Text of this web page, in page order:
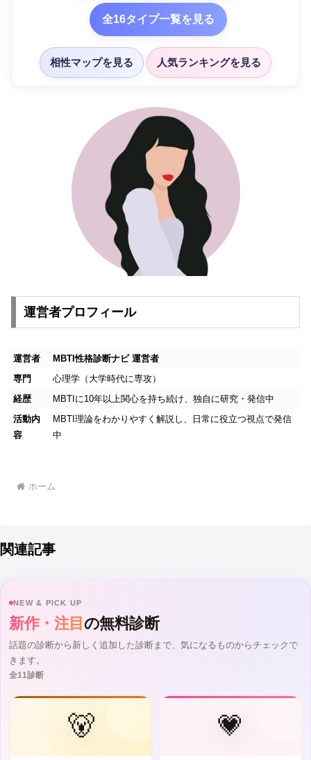
全16タイプ一覧を見る
相性マップを見る 人気ランキングを見る
運営者プロフィール
運営者
MBTI性格診断ナビ 運営者
専門
心理学（大学時代に専攻）
経歴
MBTIに10年以上関心を持ち続け、独自に研究・発信中
活動内
容
MBTI理論をわかりやすく解説し、日常に役立つ視点で発信
中
ホーム
関連記事
NEW & PICK UP
新作・注目 の無料診断
話題の診断から新しく追加した診断まで、気になるものからチェックで
きます。
全11診断
🐻 💗